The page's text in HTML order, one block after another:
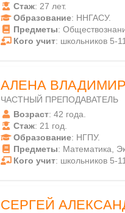
Стаж: 27 лет.
Образование: ННГАСУ.
Предметы:
Кого учит: школьников 5-
АЛЕНА
ЧАСТНЫЙ ПРЕПОДАВАТЕЛЬ
Возраст: 42 года.
Стаж: 21 год.
Образование: НГПУ.
Предметы: Математика,
Кого учит: школьников 5-
СЕРГЕЙ